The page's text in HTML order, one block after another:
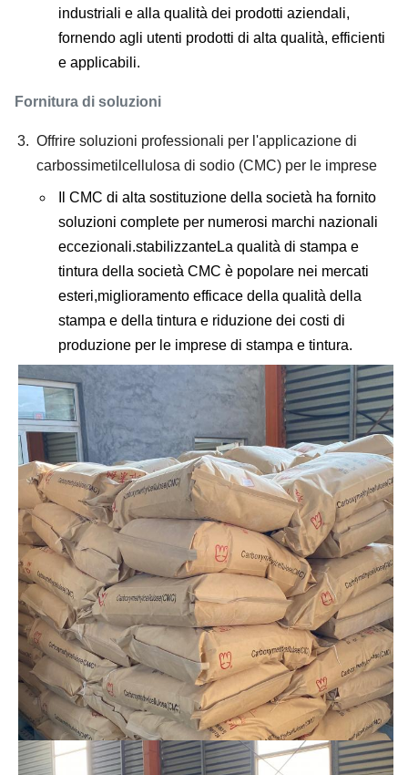
industriali e alla qualità dei prodotti aziendali,
fornendo agli utenti prodotti di alta qualità, efficienti
e applicabili.
Fornitura di soluzioni
Offrire soluzioni professionali per l'applicazione di
carbossimetilcellulosa di sodio (CMC) per le imprese
Il CMC di alta sostituzione della società ha fornito
soluzioni complete per numerosi marchi nazionali
eccezionali.stabilizzanteLa qualità di stampa e
tintura della società CMC è popolare nei mercati
esteri,miglioramento efficace della qualità della
stampa e della tintura e riduzione dei costi di
produzione per le imprese di stampa e tintura.